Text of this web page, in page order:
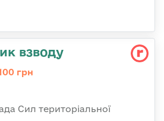
взводу
грн
Сил територіальної